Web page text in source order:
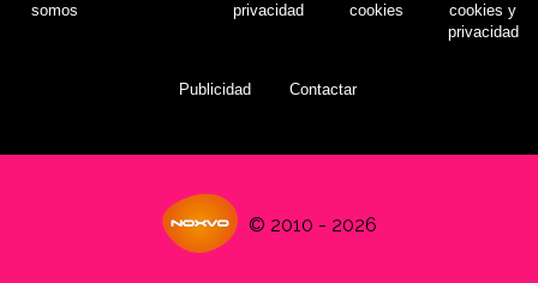
somos
privacidad
cookies
cookies y
privacidad
Publicidad Contactar
© 2010 - 2026